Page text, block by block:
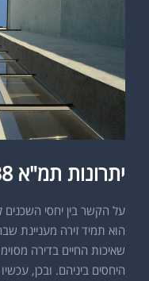
יתרונות תמ"א 38
על הקשר בין יחסי השכנים
הוא תמיד זירה מעניינת
שאיכות החיים בדירה
היחסים ביניהם. ובכן,